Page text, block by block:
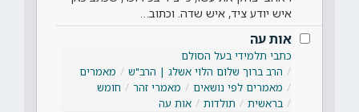
איש יודע ציד, איש שדה. וכתוב…
אות עה
כתבי תלמידי בעל הסולם
הרב ברוך שלום הלוי אשלג | הרב"ש
מאמרים
מאמרים לפי נושאים
מאמרי זהר
חומש
בראשית
תולדות
אות עה